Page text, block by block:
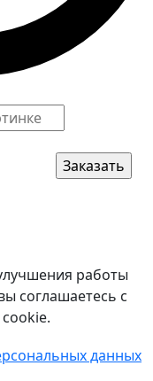
работы
соглашаетесь с
данных